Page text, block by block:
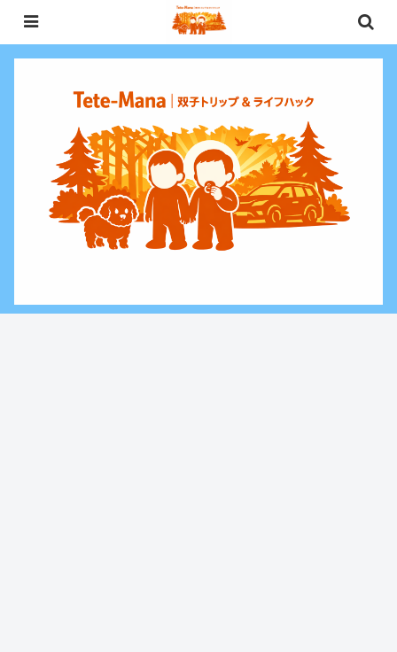
0歳〜未就学児（3歳）双子との週末お出かけ・子連れ旅行情報と、暮らしに役
立つお金・ライフハックをお届けする双子ファミリーブログ。